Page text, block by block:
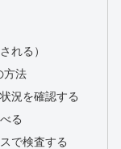
れる）
方法
況を確認する
る
で検査する